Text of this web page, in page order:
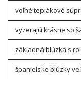
voľné teplákové
vyzerajú krásne so
základná blúzka s
španielske blúzky